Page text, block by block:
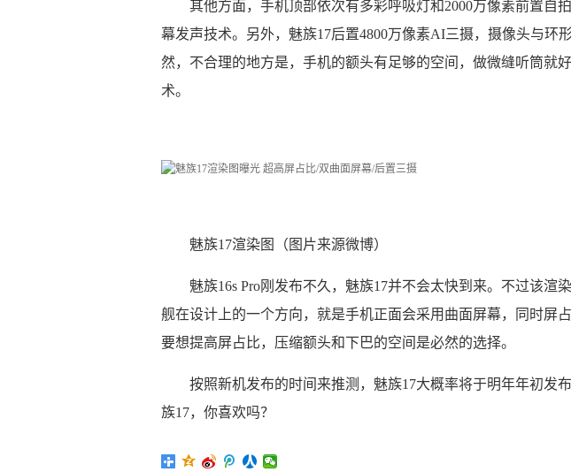
其他方面，手机顶部依次有多彩呼吸灯和2000万像素前置自
幕发声技术。另外，魅族17后置4800万像素AI三摄，摄像头与环
然，不合理的地方是，手机的额头有足够的空间，做微缝听筒就
术。
魅族17渲染图（图片来源微博）
魅族16s Pro刚发布不久，魅族17并不会太快到来。不过该渲
舰在设计上的一个方向，就是手机正面会采用曲面屏幕，同时屏
要想提高屏占比，压缩额头和下巴的空间是必然的选择。
按照新机发布的时间来推测，魅族17大概率将于明年年初发
族17，你喜欢吗？